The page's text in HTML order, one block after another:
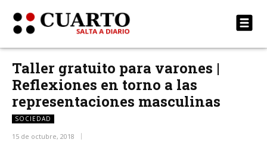
Taller gratuito para varones |
Reflexiones en torno a las
representaciones masculinas
SOCIEDAD
15 de octubre, 2018